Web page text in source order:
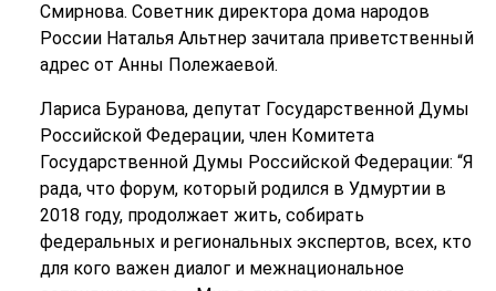
Смирнова. Советник директора дома народов
России Наталья Альтнер зачитала приветственный
адрес от Анны Полежаевой.
Лариса Буранова, депутат Государственной Думы
Российской Федерации, член Комитета
Государственной Думы Российской Федерации: “Я
рада, что форум, который родился в Удмуртии в
2018 году, продолжает жить, собирать
федеральных и региональных экспертов, всех, кто
для кого важен диалог и межнациональное